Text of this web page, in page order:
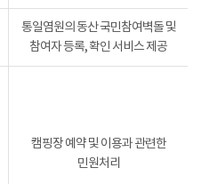
통일염원의 동산 국민참여벽돌 및
참여자 등록, 확인 서비스 제공
캠핑장 예약 및 이용과 관련한
민원처리